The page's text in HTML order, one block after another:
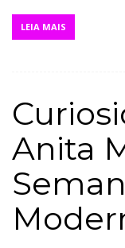
LEIA MAIS
Anita